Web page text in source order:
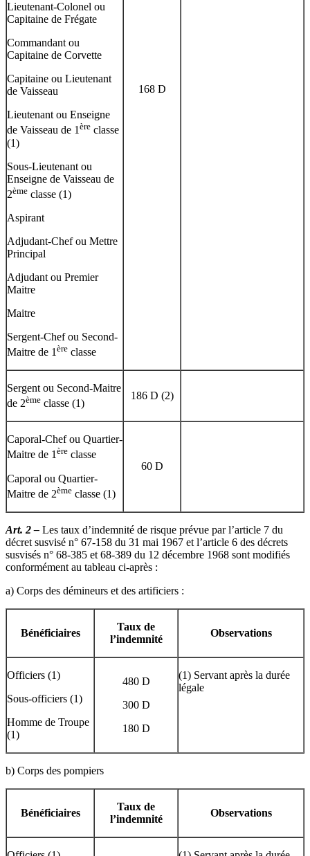
Lieutenant-Colonel ou
Capitaine de Frégate
Commandant ou
Capitaine de Corvette
Capitaine ou Lieutenant
de Vaisseau
Lieutenant ou Enseigne
de Vaisseau de 1ère classe
(1)
Sous-Lieutenant ou
Enseigne de Vaisseau de
2ème classe (1)
Aspirant
Adjudant-Chef ou Mettre
Principal
Adjudant ou Premier
Maitre
Maitre
Sergent-Chef ou Second-
Maitre de 1 ère classe
168 D
Sergent ou Second-Maitre
de 2ème classe (1)
186 D (2)
Caporal-Chef ou Quartier-
Maitre de 1ère classe
Caporal ou Quartier-
Maitre de 2ème classe (1)
60 D
Art. 2 – Les taux d’indemnité de risque prévue par l’article 7 du
décret susvisé n° 67-158 du 31 mai 1967 et l’article 6 des décrets
susvisés n° 68-385 et 68-389 du 12 décembre 1968 sont modifiés
conformément au tableau ci-après :
a) Corps des démineurs et des artificiers :
Bénéficiaires
Taux de
l’indemnité
Observations
Officiers (1)
Sous-officiers (1)
Homme de Troupe
(1)
480 D
300 D
180 D
(1) Servant après la durée
légale
b) Corps des pompiers
Bénéficiaires
Taux de
l’indemnité
Observations